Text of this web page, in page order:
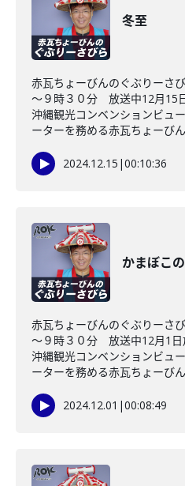
冬至
赤瓦ちょーびんのぐぶりー
～９時３０分 放送中12月15
沖縄観光コンベンションビュ
ーターを務める赤瓦ちょーび
2024.12.15 |00:10:36
かまぼこ
赤瓦ちょーびんのぐぶりー
～９時３０分 放送中12月1日
沖縄観光コンベンションビュ
ーターを務める赤瓦ちょーび
2024.12.01 |00:08:49